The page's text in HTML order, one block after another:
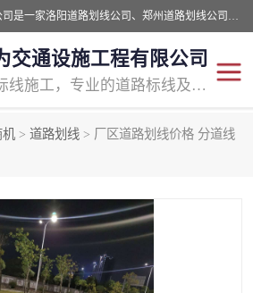
周口中为交通设施工程有限公司是一家洛阳道路划线公司、郑州道路划线公司、平顶山道路车位划线公司、开封车位划线公司、许昌道路车位划线公司、漯河道路车位划线公司，公司始终坚持“诚信、匠心、专注”的宗旨；我们的经营理念是：的服务。
交通设施工程有限公司
专注道路标线施工，专业的道路标线及交通设施施工服务商!
机 > 道路划线 > 厂区道路划线价格 分道线
马路标线
道路划线